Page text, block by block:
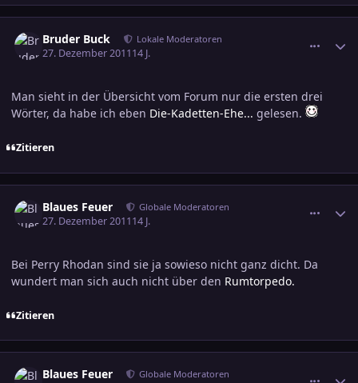
Bruder Buck Lokale Moderatoren
27. Dezember 201114 J.
Man sieht in der Übersicht vom Forum nur die ersten drei
Wörter, da habe ich eben Die-Kadetten-Ehe... gelesen.
Zitieren
Blaues Feuer Globale Moderatoren
27. Dezember 201114 J.
Bei Perry Rhodan sind sie ja sowieso nicht ganz dicht. Da
wundert man sich auch nicht über den Rumtorpedo.
Zitieren
Blaues Feuer Globale Moderatoren